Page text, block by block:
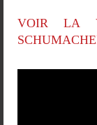
VOIR LA